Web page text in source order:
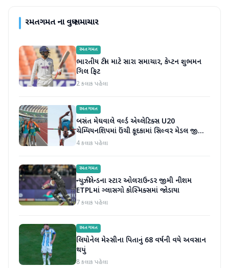
રમતગમતના વધુ સમાચાર
રમતગમત
ભારતીય ટીમ માટે સારા સમાચાર, કેપ્ટન શુભમન
ગિલ ફિટ
2 કલાક પહેલા
રમતગમત
બસંત મેઘવાલે વર્લ્ડ એથ્લેટિક્સ U20
ચેમ્પિયનશિપમાં ઉંચી કૂદકામાં સિલ્વર મેડલ જીતીને
ઇતિહાસ રચ્યો
4 કલાક પહેલા
રમતગમત
ન્યુઝીલેન્ડના સ્ટાર ઓલરાઉન્ડર જીમી નીશમ
ETPLમાં ગ્લાસગો કોસ્મિક્સમાં જોડાયા
7 કલાક પહેલા
રમતગમત
લિયોનેલ મેસ્સીના પિતાનું 68 વર્ષની વયે અવસાન
થયું
8 કલાક પહેલા